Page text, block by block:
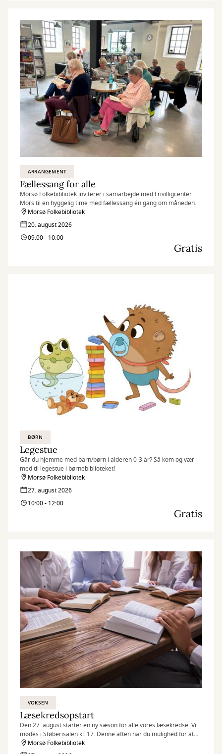
ARRANGEMENT
Fællessang for alle
Morsø Folkebibliotek inviterer i samarbejde med Frivilligcenter
Mors til en hyggelig time med fællessang én gang om måneden.
Morsø Folkebibliotek
20. august 2026
09:00 - 10:00
Gratis
BØRN
Legestue
Går du hjemme med barn/børn i alderen 0-3 år? Så kom og vær
med til legestue i børnebiblioteket!
Morsø Folkebibliotek
27. august 2026
10:00 - 12:00
Gratis
VOKSEN
Læsekredsopstart
Den 27. august starter en ny sæson for alle vores læsekredse. Vi
mødes i Støberisalen kl. 17. Denne aften har du mulighed for at
høre hvad en læsekreds er, men du får også mulighed for at
komme med i en læsekreds enten en ”gammel” læsekreds eller
Morsø Folkebibliotek